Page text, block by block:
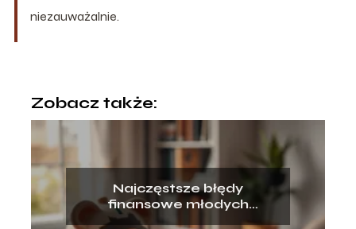
niezauważalnie.
Zobacz także:
Najczęstsze błędy
finansowe młodych
dorosłych – jak ich uniknąć?